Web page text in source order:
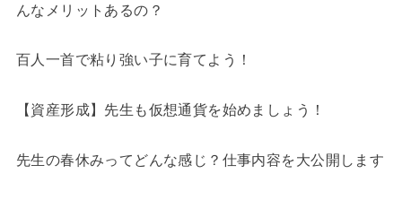
んなメリットあるの？
百人一首で粘り強い子に育てよう！
【資産形成】先生も仮想通貨を始めましょう！
先生の春休みってどんな感じ？仕事内容を大公開します